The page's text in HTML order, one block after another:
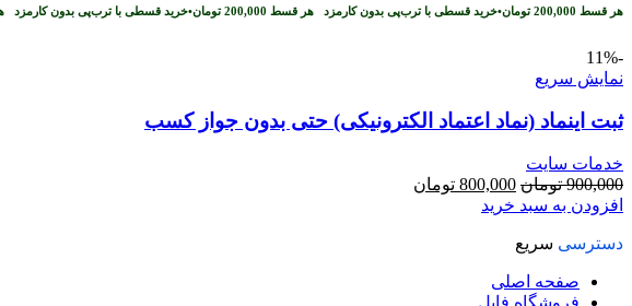
هر قسط 200,000 تومان•خرید قسطی با ترب‌پی بدون کارمزد هر قسط 200,000 تومان•خرید قسطی با ترب‌پی بدون کارمزد
-11%
نمایش سریع
ثبت اینماد (نماد اعتماد الکترونیکی) حتی بدون جواز کسب
خدمات سایت
900,000 تومان قیمت
اصلی
بود.
800,000 تومان
افزودن به سبد خرید
دسترسی سریع
صفحه اصلی